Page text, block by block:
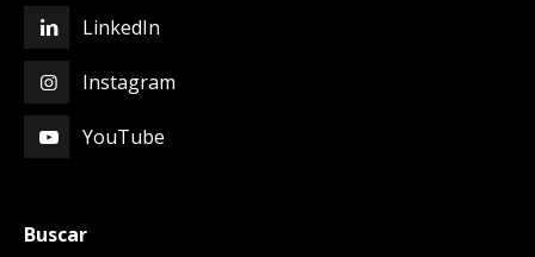
LinkedIn
Instagram
YouTube
Buscar